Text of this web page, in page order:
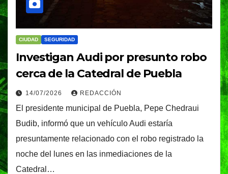
CIUDAD SEGURIDAD
Investigan Audi por presunto robo
cerca de la Catedral de Puebla
14/07/2026 REDACCIÓN
El presidente municipal de Puebla, Pepe Chedraui
Budib, informó que un vehículo Audi estaría
presuntamente relacionado con el robo registrado la
noche del lunes en las inmediaciones de la
Catedral…